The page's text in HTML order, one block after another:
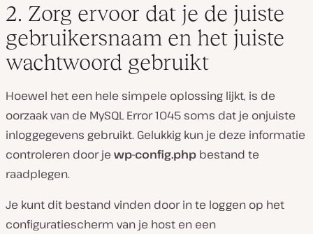
2. Zorg ervoor dat je de juiste
gebruikersnaam en het juiste
wachtwoord gebruikt
Hoewel het een hele simpele oplossing lijkt, is de
oorzaak van de MySQL Error 1045 soms dat je onjuiste
inloggegevens gebruikt. Gelukkig kun je deze informatie
controleren door je wp-config.php bestand te
raadplegen.
Je kunt dit bestand vinden door in te loggen op het
configuratiescherm van je host en een